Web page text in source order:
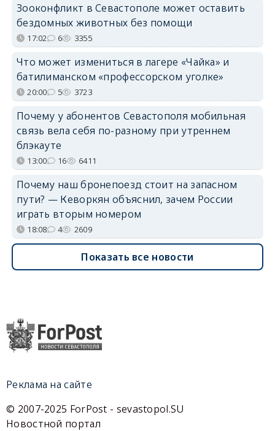
Зооконфликт в Севастополе может оставить
бездомных животных без помощи
17:02 6 3355
Что может измениться в лагере «Чайка» и
батилиманском «профессорском уголке»
20:00 5 3723
Почему у абонентов Севастополя мобильная
связь вела себя по-разному при утреннем
блэкауте
13:00 16 6411
Почему наш бронепоезд стоит на запасном
пути? — Кеворкян объяснил, зачем России
играть вторым номером
18:08 4 2609
Показать все новости
Реклама на сайте
© 2007-2025 ForPost - sevastopol.SU
Новостной портал